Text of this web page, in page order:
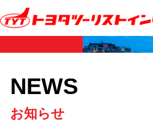
NEWS
お知らせ